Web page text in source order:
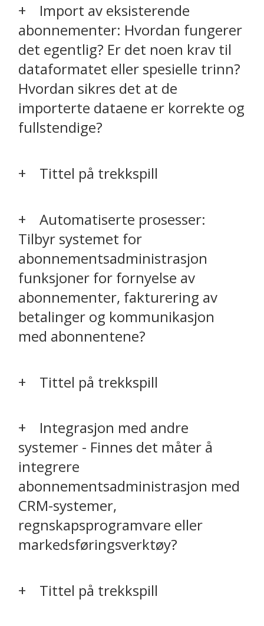
Import av eksisterende
abonnementer: Hvordan fungerer
det egentlig? Er det noen krav til
dataformatet eller spesielle trinn?
Hvordan sikres det at de
importerte dataene er korrekte og
fullstendige?
Tittel på trekkspill
Automatiserte prosesser:
Tilbyr systemet for
abonnementsadministrasjon
funksjoner for fornyelse av
abonnementer, fakturering av
betalinger og kommunikasjon
med abonnentene?
Tittel på trekkspill
Integrasjon med andre
systemer - Finnes det måter å
integrere
abonnementsadministrasjon med
CRM-systemer,
regnskapsprogramvare eller
markedsføringsverktøy?
Tittel på trekkspill